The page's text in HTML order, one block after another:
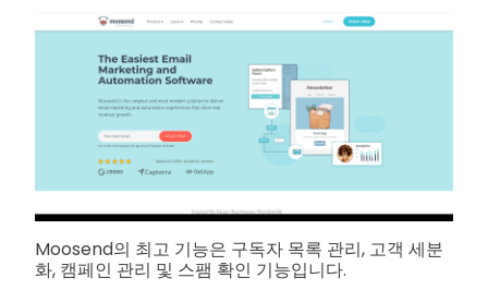
Moosend의 최고 기능은 구독자 목록 관리, 고객 세분
화, 캠페인 관리 및 스팸 확인 기능입니다.